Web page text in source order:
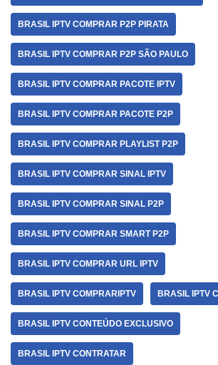
BRASIL IPTV COMPRAR P2P PIRATA
BRASIL IPTV COMPRAR P2P SÃO PAULO
BRASIL IPTV COMPRAR PACOTE IPTV
BRASIL IPTV COMPRAR PACOTE P2P
BRASIL IPTV COMPRAR PLAYLIST P2P
BRASIL IPTV COMPRAR SINAL IPTV
BRASIL IPTV COMPRAR SINAL P2P
BRASIL IPTV COMPRAR SMART P2P
BRASIL IPTV COMPRAR URL IPTV
BRASIL IPTV COMPRARIPTV BRASIL IPTV
BRASIL IPTV CONTEÚDO EXCLUSIVO
BRASIL IPTV CONTRATAR